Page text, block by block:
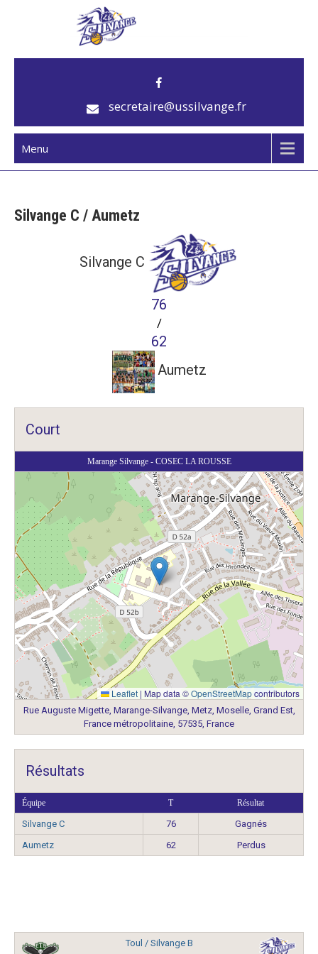
US Silvange
Club de basket
secretaire@ussilvange.fr
Menu
Silvange C / Aumetz
Silvange C
76
/
62
Aumetz
Court
Marange Silvange - COSEC LA ROUSSE
Leaflet | Map data ©OpenStreetMapcontributors
Rue Auguste Migette, Marange-Silvange, Metz, Moselle, Grand Est,
France métropolitaine, 57535, France
Résultats
Équipe T Résultat
Silvange C 76
Gagnés
Aumetz
62 Perdus
Toul / Silvange B